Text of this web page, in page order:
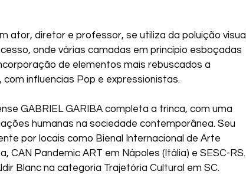
ator, diretor e professor, se utiliza da poluição visual
onde várias camadas em princípio esboçadas
de elementos mais rebuscados a
influencias Pop e expressionistas.
GABRIEL GARIBA completa a trinca, com uma
humanas na sociedade contemporânea. Seu
por locais como Bienal Internacional de Arte
CAN Pandemic ART em Nápoles (Itália) e SESC-RS.
Blanc na categoria Trajetória Cultural em SC.